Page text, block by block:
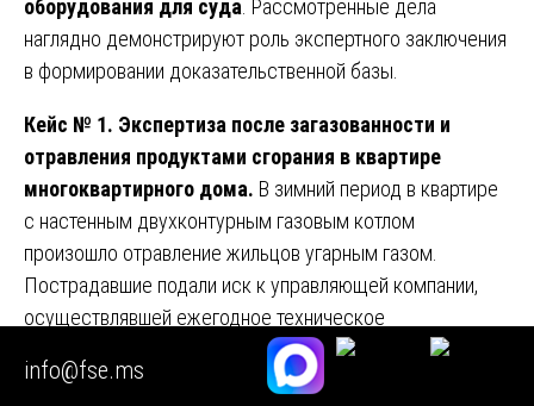
оборудования для суда . Рассмотренные дела
наглядно демонстрируют роль экспертного заключения
в формировании доказательственной базы.
Кейс № 1. Экспертиза после загазованности и
отравления продуктами сгорания в квартире
многоквартирного дома. В зимний период в квартире
с настенным двухконтурным газовым котлом
произошло отравление жильцов угарным газом.
Пострадавшие подали иск к управляющей компании,
осуществлявшей ежегодное техническое
обслуживание внутридомового газового оборудования.
В рамках судебной инженерно-технической экспертизы
info@fse.ms